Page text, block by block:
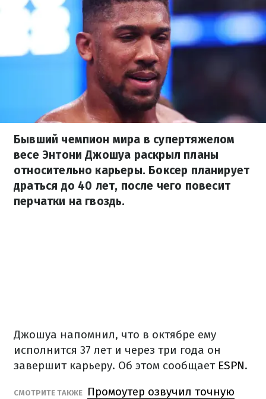
Бывший чемпион мира в супертяжелом
весе Энтони Джошуа раскрыл планы
относительно карьеры. Боксер планирует
драться до 40 лет, после чего повесит
перчатки на гвоздь.
Джошуа напомнил, что в октябре ему
исполнится 37 лет и через три года он
завершит карьеру. Об этом сообщаетESPN.
СМОТРИТЕ ТАКЖЕ
Промоутер озвучил точную